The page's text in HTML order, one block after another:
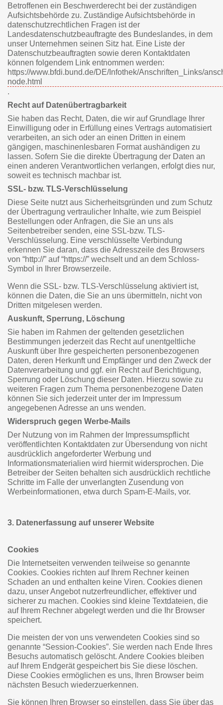
Betroffenen ein Beschwerderecht bei der zuständigen
Aufsichtsbehörde zu. Zuständige Aufsichtsbehörde in
datenschutzrechtlichen Fragen ist der
Landesdatenschutzbeauftragte des Bundeslandes, in dem
unser Unternehmen seinen Sitz hat. Eine Liste der
Datenschutzbeauftragten sowie deren Kontaktdaten
können folgendem Link entnommen werden:
https://www.bfdi.bund.de/DE/Infothek/Anschriften_Links/
node.html
.
Recht auf Datenübertragbarkeit
Sie haben das Recht, Daten, die wir auf Grundlage Ihrer
Einwilligung oder in Erfüllung eines Vertrags automatisiert
verarbeiten, an sich oder an einen Dritten in einem
gängigen, maschinenlesbaren Format aushändigen zu
lassen. Sofern Sie die direkte Übertragung der Daten an
einen anderen Verantwortlichen verlangen, erfolgt dies nur,
soweit es technisch machbar ist.
SSL- bzw. TLS-Verschlüsselung
Diese Seite nutzt aus Sicherheitsgründen und zum Schutz
der Übertragung vertraulicher Inhalte, wie zum Beispiel
Bestellungen oder Anfragen, die Sie an uns als
Seitenbetreiber senden, eine SSL-bzw. TLS-
Verschlüsselung. Eine verschlüsselte Verbindung
erkennen Sie daran, dass die Adresszeile des Browsers
von “http://” auf “https://” wechselt und an dem Schloss-
Symbol in Ihrer Browserzeile.
Wenn die SSL- bzw. TLS-Verschlüsselung aktiviert ist,
können die Daten, die Sie an uns übermitteln, nicht von
Dritten mitgelesen werden.
Auskunft, Sperrung, Löschung
Sie haben im Rahmen der geltenden gesetzlichen
Bestimmungen jederzeit das Recht auf unentgeltliche
Auskunft über Ihre gespeicherten personenbezogenen
Daten, deren Herkunft und Empfänger und den Zweck der
Datenverarbeitung und ggf. ein Recht auf Berichtigung,
Sperrung oder Löschung dieser Daten. Hierzu sowie zu
weiteren Fragen zum Thema personenbezogene Daten
können Sie sich jederzeit unter der im Impressum
angegebenen Adresse an uns wenden.
Widerspruch gegen Werbe-Mails
Der Nutzung von im Rahmen der Impressumspflicht
veröffentlichten Kontaktdaten zur Übersendung von nicht
ausdrücklich angeforderter Werbung und
Informationsmaterialien wird hiermit widersprochen. Die
Betreiber der Seiten behalten sich ausdrücklich rechtliche
Schritte im Falle der unverlangten Zusendung von
Werbeinformationen, etwa durch Spam-E-Mails, vor.
3. Datenerfassung auf unserer Website
Cookies
Die Internetseiten verwenden teilweise so genannte
Cookies. Cookies richten auf Ihrem Rechner keinen
Schaden an und enthalten keine Viren. Cookies dienen
dazu, unser Angebot nutzerfreundlicher, effektiver und
sicherer zu machen. Cookies sind kleine Textdateien, die
auf Ihrem Rechner abgelegt werden und die Ihr Browser
speichert.
Die meisten der von uns verwendeten Cookies sind so
genannte “Session-Cookies”. Sie werden nach Ende Ihres
Besuchs automatisch gelöscht. Andere Cookies bleiben
auf Ihrem Endgerät gespeichert bis Sie diese löschen.
Diese Cookies ermöglichen es uns, Ihren Browser beim
nächsten Besuch wiederzuerkennen.
Sie können Ihren Browser so einstellen, dass Sie über das